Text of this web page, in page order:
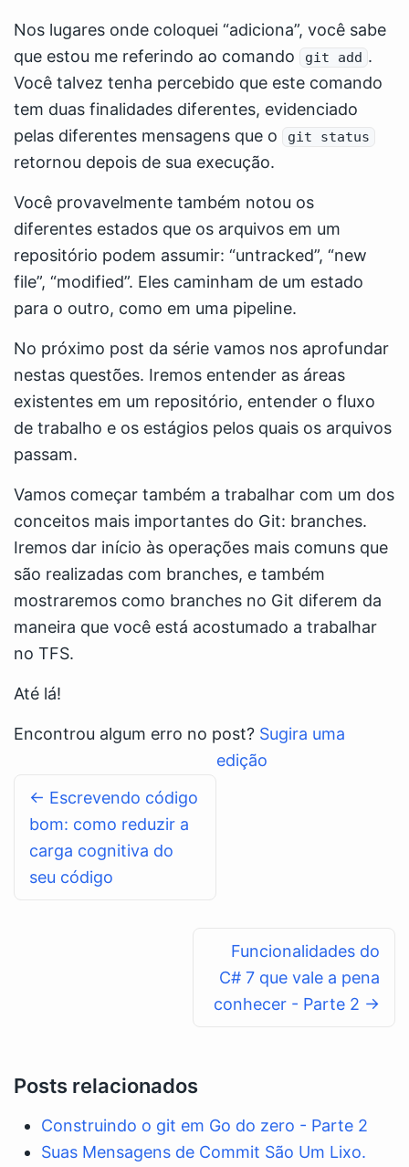
Nos lugares onde coloquei “adiciona”, você sabe
que estou me referindo ao comando
git add .
Você talvez tenha percebido que este comando
tem duas finalidades diferentes, evidenciado
pelas diferentes mensagens que o
git status
retornou depois de sua execução.
Você provavelmente também notou os
diferentes estados que os arquivos em um
repositório podem assumir: “untracked”, “new
file”, “modified”. Eles caminham de um estado
para o outro, como em uma pipeline.
No próximo post da série vamos nos aprofundar
nestas questões. Iremos entender as áreas
existentes em um repositório, entender o fluxo
de trabalho e os estágios pelos quais os arquivos
passam.
Vamos começar também a trabalhar com um dos
conceitos mais importantes do Git: branches.
Iremos dar início às operações mais comuns que
são realizadas com branches, e também
mostraremos como branches no Git diferem da
maneira que você está acostumado a trabalhar
no TFS.
Até lá!
Encontrou algum erro no post? Sugira uma
edição
← Escrevendo código
bom: como reduzir a
carga cognitiva do
seu código
Funcionalidades do
C# 7 que vale a pena
conhecer - Parte 2 →
Posts relacionados
Construindo o git em Go do zero - Parte 2
Suas Mensagens de Commit São Um Lixo.